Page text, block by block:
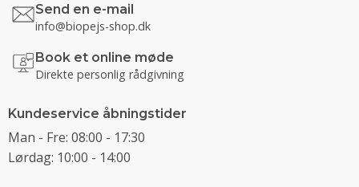
Send en e-mail
info@biopejs-shop.dk
Book et online møde
Direkte personlig rådgivning
Kundeservice åbningstider
Man - Fre: 08:00 - 17:30
Lørdag: 10:00 - 14:00